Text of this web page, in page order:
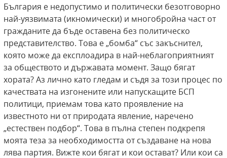
България е недопустимо и политически безотговорно
най-уязвимата (икномически) и многобройна част от
гражданите да бъде оставена без политическо
представителство. Това е „бомба“ със закъснител,
която може да експлоадира в най-неблагоприятният
за обществото и държавата момент. Защо бягат
хората? Аз лично като гледам и съдя за този процес по
качествата на изгонените или напускащите БСП
политици, приемам това като проявление на
известното ни от природата явление, наречено
„естествен подбор“. Това в пълна степен подкрепя
моята теза за необходимостта от създаване на нова
лява партия. Вижте кои бягат и кои остават? Или кои са